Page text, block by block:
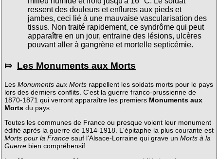
ressent des douleurs et enflures aux pieds et
jambes, ceci lié à une mauvaise vascularisation des
tissus. Non traité rapidement, ce syndrôme qui peut
apparaître en un jour, entraine des lésions, ulcères
pouvant aller à gangrène et mortelle septicémie.
⤇ Les Monuments aux Morts
Les Monuments aux Mortsrappellent les soldats morts pour le pays
lors des derniers conflits. C'est la guerre franco-prussienne de
1870-1871 qui verront apparaître les premiers Monuments aux
Mortsdu pays.
Toutes les communes de France ou presque voient leur monument
édifié après la guerre de 1914-1918. L'épitaphe la plus courante est
Morts pour la Francesauf l'Alsace-Lorraine qui grave un Morts à la
Guerrebien compréhensif.